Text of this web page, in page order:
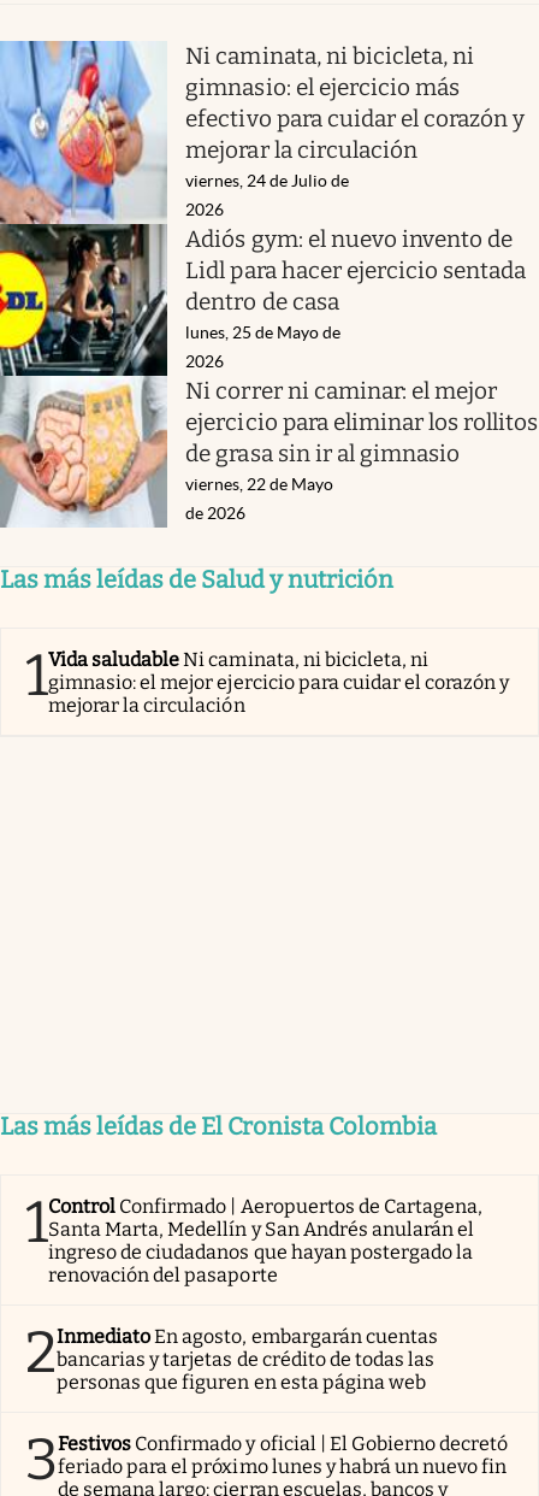
Ni caminata, ni bicicleta, ni
gimnasio: el ejercicio más
efectivo para cuidar el corazón y
mejorar la circulación
viernes, 24 de Julio de
2026
Adiós gym: el nuevo invento de
Lidl para hacer ejercicio sentada
dentro de casa
lunes, 25 de Mayo de
2026
Ni correr ni caminar: el mejor
ejercicio para eliminar los rollitos
de grasa sin ir al gimnasio
viernes, 22 de Mayo
de 2026
Las más leídas de Salud y nutrición
1Vida saludableNi caminata, ni bicicleta, ni
gimnasio: el mejor ejercicio para cuidar el corazón y
mejorar la circulación
Las más leídas de El Cronista Colombia
1Control Confirmado | Aeropuertos de Cartagena,
Santa Marta, Medellín y San Andrés anularán el
ingreso de ciudadanos que hayan postergado la
renovación del pasaporte
2InmediatoEn agosto, embargarán cuentas
bancarias y tarjetas de crédito de todas las
personas que figuren en esta página web
3Festivos Confirmado y oficial | El Gobierno decretó
feriado para el próximo lunes y habrá un nuevo fin
de semana largo: cierran escuelas, bancos y